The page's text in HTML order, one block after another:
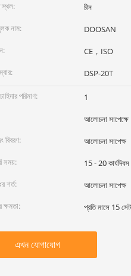
স্থল:
চীন
নাম:
DOOSAN
CE，ISO
DSP-20T
পরিমাণ:
1
আলোচনা সাপেক্ষে
বিবরণ:
আলোচনা সাপেক্ষ
সময়:
15 - 20 কার্যদিবস
শর্ত:
আলোচনা সাপেক্ষ
ক্ষমতা:
প্রতি মাসে 15 সেট
এখন যোগাযোগ